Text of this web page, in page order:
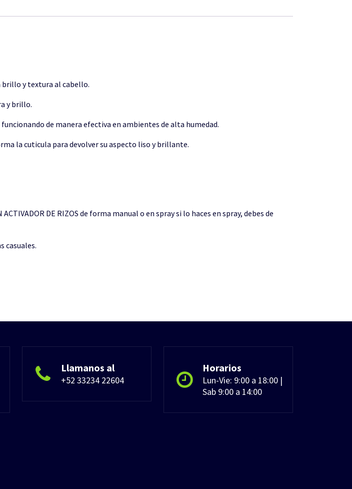
brillo y textura al cabello.
y brillo.
de manera efectiva en ambientes de alta humedad.
la cuticula para devolver su aspecto liso y brillante.
DE RIZOS de forma manual o en spray si lo haces en spray, debes de
casuales.
Llamanos al
+52 33234 22604
Horarios
Lun-Vie: 9:00 a 18:00 |
Sab 9:00 a 14:00